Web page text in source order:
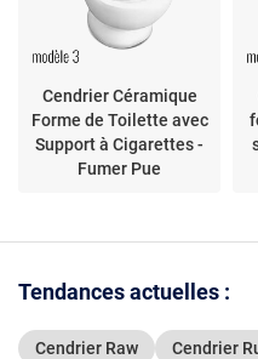
Cendrier Céramique
Forme de Toilette avec
Support à Cigarettes -
Fumer Pue
Tendances actuelles :
Cendrier Raw Cendrier